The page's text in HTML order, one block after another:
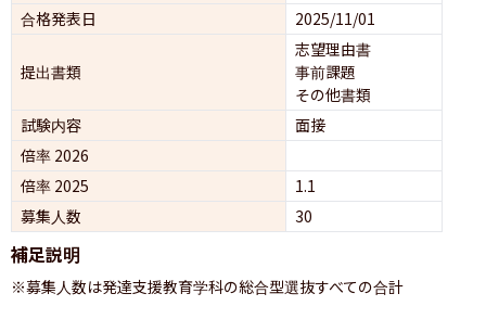
合格発表日
2025/11/01
提出書類
志望理由書
事前課題
その他書類
試験内容
面接
倍率 2026
倍率 2025
1.1
募集人数
30
補足説明
※募集人数は発達支援教育学科の総合型選抜すべての合計